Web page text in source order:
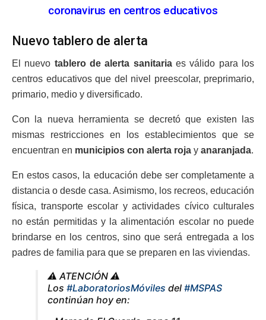
coronavirus en centros educativos
Nuevo tablero de alerta
El nuevo tablero de alerta sanitariaes válido para los
centros educativos que del nivel preescolar, preprimario,
primario, medio y diversificado.
Con la nueva herramienta se decretó que existen las
mismas restricciones en los establecimientos que se
encuentran en municipios con alerta roja y anaranjada.
En estos casos, la educación debe ser completamente a
distancia o desde casa. Asimismo, los recreos, educación
física, transporte escolar y actividades cívico culturales
no están permitidas y la alimentación escolar no puede
brindarse en los centros, sino que será entregada a los
padres de familia para que se preparen en las viviendas.
⚠️ ATENCIÓN ⚠️
Los #LaboratoriosMóviles del #MSPAS
continúan hoy en: